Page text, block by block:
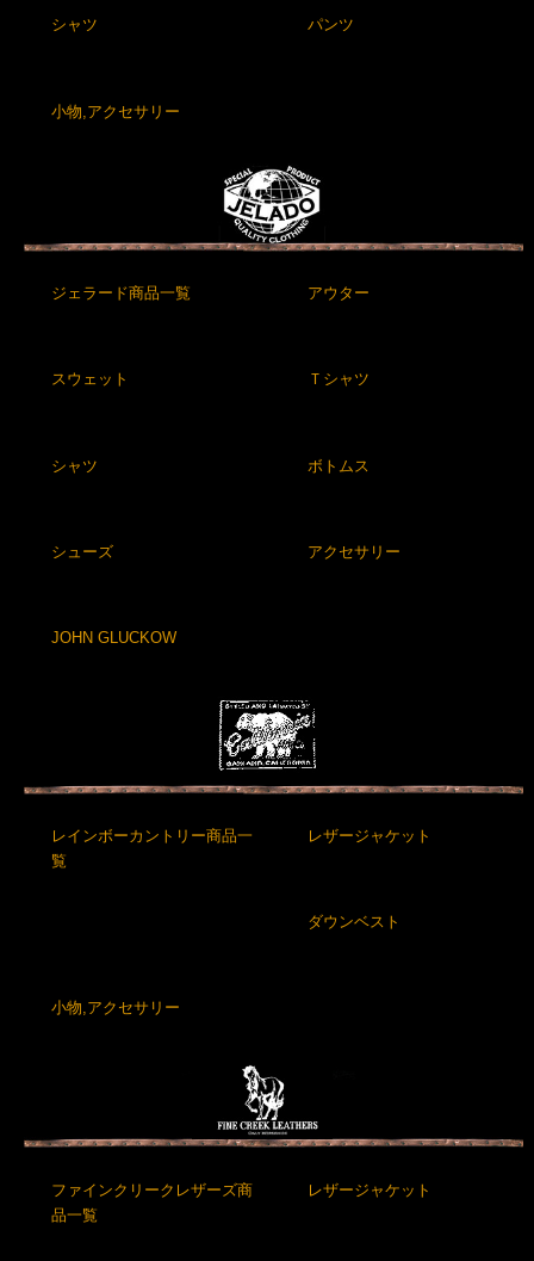
シャツ パンツ
小物,アクセサリー
ジェラード商品一覧 アウター
スウェット Ｔシャツ
シャツ ボトムス
シューズ アクセサリー
JOHN GLUCKOW
レインボーカントリー商品一
覧
レザージャケット
ダウンベスト
小物,アクセサリー
ファインクリークレザーズ商
品一覧
レザージャケット